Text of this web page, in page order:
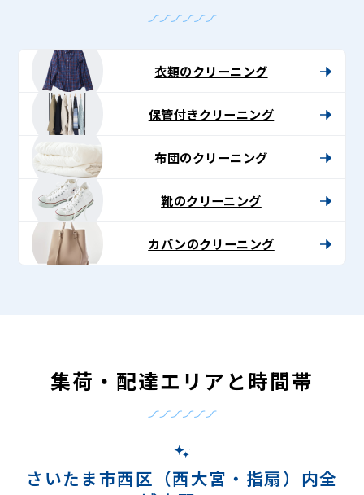
衣類のクリーニング
保管付きクリーニング
布団のクリーニング
靴のクリーニング
カバンのクリーニング
集荷・配達エリアと時間帯
さいたま市西区（西大宮・指扇）内全